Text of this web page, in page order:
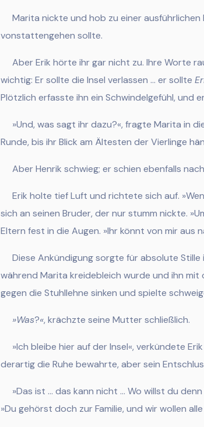
Marita nickte und hob zu einer ausführlichen
vonstattengehen sollte.
Aber Erik hörte ihr gar nicht zu. Ihre Worte
wichtig: Er sollte die Insel verlassen … er sollte
Plötzlich erfasste ihn ein Schwindelgefühl, und
»Und, was sagt ihr dazu?«, fragte Marita in
Runde, bis ihr Blick am Ältesten der Vierlinge
Aber Henrik schwieg; er schien ebenfalls
Erik holte tief Luft und richtete sich auf.
sich an seinen Bruder, der nur stumm nickte.
Eltern fest in die Augen. »Ihr könnt von mir aus
Diese Ankündigung sorgte für absolute Stille
während Marita kreidebleich wurde und ihn mit
gegen die Stuhllehne sinken und spielte
»Was?«, krächzte seine Mutter schließlich.
»Ich bleibe hier auf der Insel«, verkündete
derartig die Ruhe bewahrte, aber sein
»Das ist … das kann nicht … Wo willst du
»Du gehörst doch zur Familie, und wir wollen